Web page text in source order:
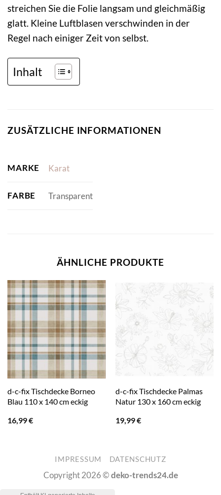
streichen Sie die Folie langsam und gleichmäßig
glatt. Kleine Luftblasen verschwinden in der
Regel nach einiger Zeit von selbst.
Inhalt
ZUSÄTZLICHE INFORMATIONEN
MARKE Karat
FARBE Transparent
ÄHNLICHE PRODUKTE
d-c-fix Tischdecke Borneo
Blau 110 x 140 cm eckig
16,99€
d-c-fix Tischdecke Palmas
Natur 130 x 160 cm eckig
19,99€
IMPRESSUM DATENSCHUTZ
Copyright 2026 ©deko-trends24.de